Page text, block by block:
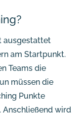
ausgestattet
am Startpunkt.
Teams die
müssen die
Punkte
Anschließend wird